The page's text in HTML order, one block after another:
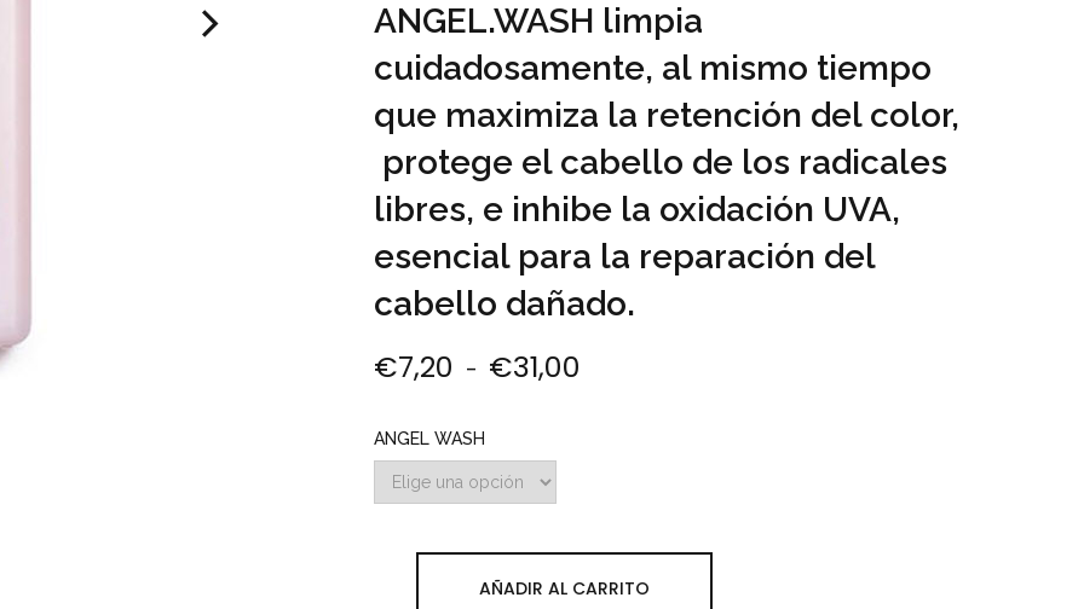
ANGEL.WASH limpia
cuidadosamente, al mismo tiempo
que maximiza la retención del color,
protege el cabello de los radicales
libres, e inhibe la oxidación UVA,
esencial para la reparación del
cabello dañado.
€7,20 - €31,00
ANGEL WASH
AÑADIR AL CARRITO